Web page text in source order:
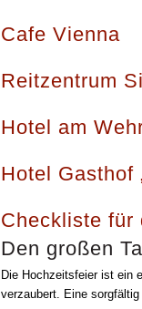
Cafe Vienna
Reitzentrum
Hotel am
Hotel Gasthof
Checkliste für
Den großen
Die Hochzeitsfeier ist ein
verzaubert. Eine